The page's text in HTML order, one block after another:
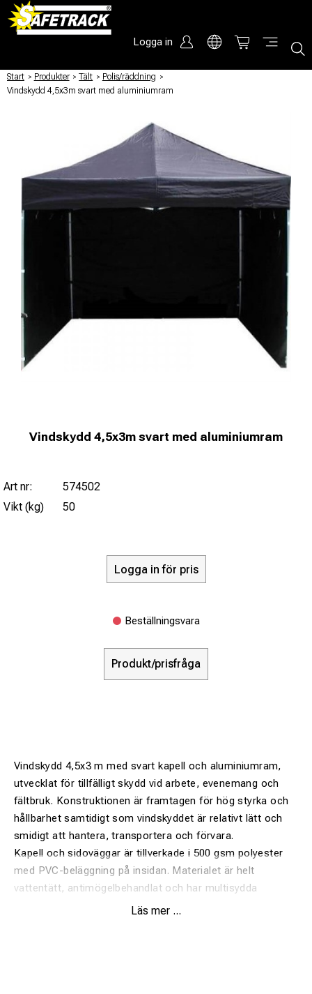
Logga in
Start / Produkter / Tält / Polis/räddning /
Vindskydd 4,5x3m svart med aluminiumram
Vindskydd 4,5x3m svart med aluminiumram
Art nr:
574502
Vikt (kg)
50
Logga in för pris
Beställningsvara
Produkt/prisfråga
Vindskydd 4,5x3 m med svart kapell och aluminiumram,
utvecklat för tillfälligt skydd vid arbete, evenemang och
fältbruk. Konstruktionen är framtagen för hög styrka och
hållbarhet samtidigt som vindskyddet är relativt lätt och
smidigt att hantera, transportera och förvara.
Kapell och sidoväggar är tillverkade i 500 gsm polyester
med PVC-beläggning på insidan. Materialet är helt
vattentätt, antimögelbehandlat och har multisydda
sömmar med värmeförseglad tejp för extra skydd.
Läs mer ...